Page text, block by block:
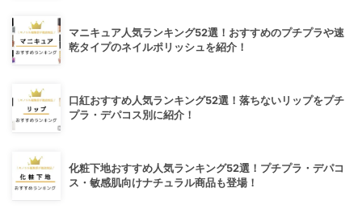
マニキュア人気ランキング52選！おすすめのプチプラや速
乾タイプのネイルポリッシュを紹介！
口紅おすすめ人気ランキング52選！落ちないリップをプチ
プラ・デパコス別に紹介！
化粧下地おすすめ人気ランキング52選！プチプラ・デパコ
ス・敏感肌向けナチュラル商品も登場！